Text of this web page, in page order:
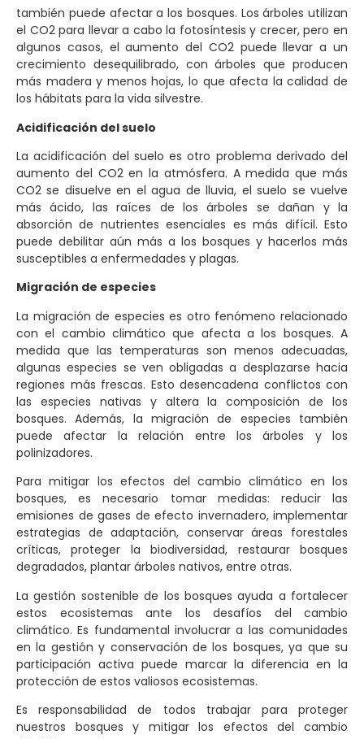
también puede afectar a los bosques. Los árboles utilizan
el CO2 para llevar a cabo la fotosíntesis y crecer, pero en
algunos casos, el aumento del CO2 puede llevar a un
crecimiento desequilibrado, con árboles que producen
más madera y menos hojas, lo que afecta la calidad de
los hábitats para la vida silvestre.
Acidificación del suelo
La acidificación del suelo es otro problema derivado del
aumento del CO2 en la atmósfera. A medida que más
CO2 se disuelve en el agua de lluvia, el suelo se vuelve
más ácido, las raíces de los árboles se dañan y la
absorción de nutrientes esenciales es más difícil. Esto
puede debilitar aún más a los bosques y hacerlos más
susceptibles a enfermedades y plagas.
Migración de especies
La migración de especies es otro fenómeno relacionado
con el cambio climático que afecta a los bosques. A
medida que las temperaturas son menos adecuadas,
algunas especies se ven obligadas a desplazarse hacia
regiones más frescas. Esto desencadena conflictos con
las especies nativas y altera la composición de los
bosques. Además, la migración de especies también
puede afectar la relación entre los árboles y los
polinizadores.
Para mitigar los efectos del cambio climático en los
bosques, es necesario tomar medidas: reducir las
emisiones de gases de efecto invernadero, implementar
estrategias de adaptación, conservar áreas forestales
críticas, proteger la biodiversidad, restaurar bosques
degradados, plantar árboles nativos, entre otras.
La gestión sostenible de los bosques ayuda a fortalecer
estos ecosistemas ante los desafíos del cambio
climático. Es fundamental involucrar a las comunidades
en la gestión y conservación de los bosques, ya que su
participación activa puede marcar la diferencia en la
protección de estos valiosos ecosistemas.
Es responsabilidad de todos trabajar para proteger
nuestros bosques y mitigar los efectos del cambio